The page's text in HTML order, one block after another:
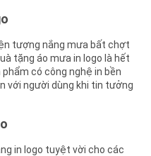
tượng nắng mưa bất chợt
tặng áo mưa in logo là hết
có công nghệ in bền
với người dùng khi tin tưởng
in logo tuyệt vời cho các